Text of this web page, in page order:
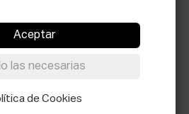
zigarrogileak plaza, 1
943 545 005
Aceptar
las necesarias
de Cookies